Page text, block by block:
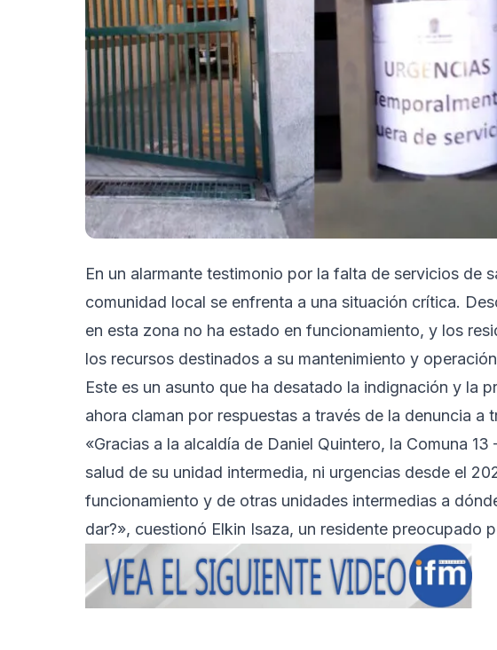
En un alarmante testimonio por la falta de servicios de
comunidad local se enfrenta a una situación crítica.
en esta zona no ha estado en funcionamiento, y los
los recursos destinados a su mantenimiento y
Este es un asunto que ha desatado la indignación y la
ahora claman por respuestas a través de la denuncia a
«Gracias a la alcaldía de Daniel Quintero, la Comuna
salud de su unidad intermedia, ni urgencias desde el
funcionamiento y de otras unidades intermedias a
dar?», cuestionó Elkin Isaza, un residente preocupado